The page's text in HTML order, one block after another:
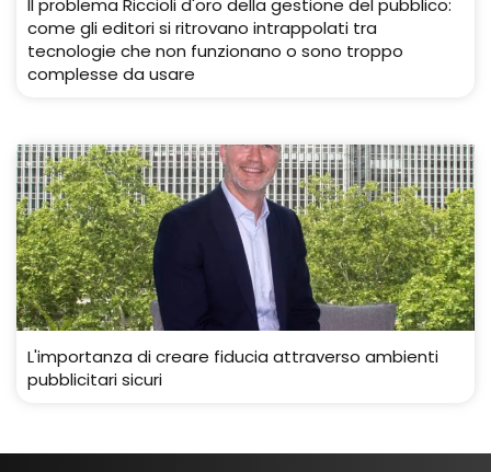
come gli editori si ritrovano intrappolati tra
tecnologie che non funzionano o sono troppo
complesse da usare
L'importanza di creare fiducia attraverso ambienti
pubblicitari sicuri